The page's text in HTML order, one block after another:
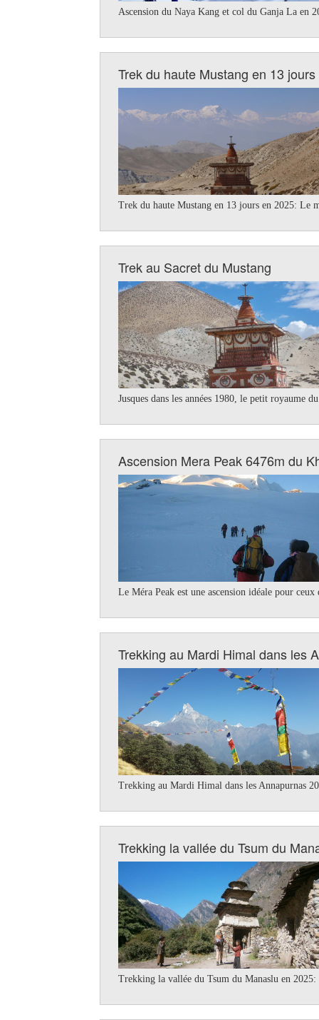
Ascension du Naya Kang et col du Ganja La en
Trek du haute Mustang en 13 jours
Trek du haute Mustang en 13 jours en 2025: Le
Trek au Sacret du Mustang
Jusques dans les années 1980, le petit royaume
Ascension Mera Peak 6476m du
Le Méra Peak est une ascension idéale pour
Trekking au Mardi Himal dans les
Trekking au Mardi Himal dans les Annapurnas
Trekking la vallée du Tsum du
Trekking la vallée du Tsum du Manaslu en 2025: